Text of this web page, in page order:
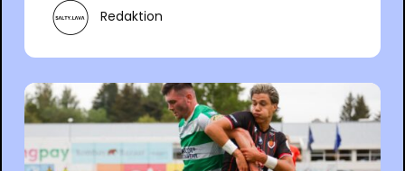
Redaktion